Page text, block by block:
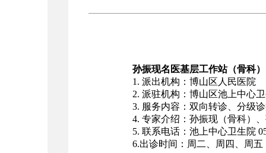
孙振现名医基层工作站（骨科）
1. 派出机构：博山区人民医院
2. 派驻机构：博山区池上中心
3. 服务内容：双向转诊、分级
4. 专家介绍：孙振现（骨科
5. 联系电话：池上中心卫生院
6.出诊时间：周二、周四、周